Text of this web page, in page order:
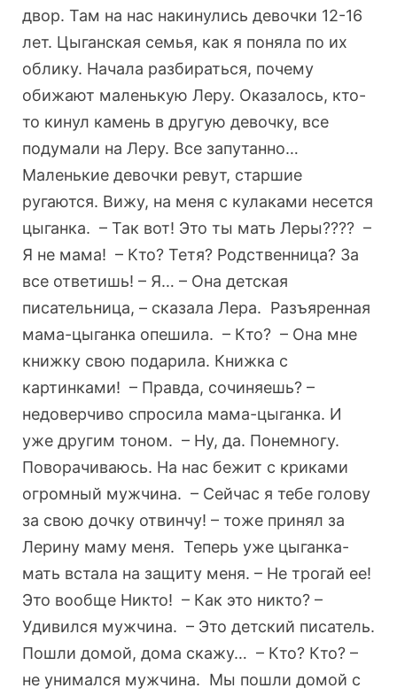
двор. Там на нас накинулись девочки 12-16
лет. Цыганская семья, как я поняла по их
облику. Начала разбираться, почему
обижают маленькую Леру. Оказалось, кто-
то кинул камень в другую девочку, все
подумали на Леру. Все запутанно…
Маленькие девочки ревут, старшие
ругаются. Вижу, на меня с кулаками несется
цыганка. – Так вот! Это ты мать Леры???? –
Я не мама! – Кто? Тетя? Родственница? За
все ответишь! – Я… – Она детская
писательница, – сказала Лера. Разъяренная
мама-цыганка опешила. – Кто? – Она мне
книжку свою подарила. Книжка с
картинками! – Правда, сочиняешь? –
недоверчиво спросила мама-цыганка. И
уже другим тоном. – Ну, да. Понемногу.
Поворачиваюсь. На нас бежит с криками
огромный мужчина. – Сейчас я тебе голову
за свою дочку отвинчу! – тоже принял за
Лерину маму меня. Теперь уже цыганка-
мать встала на защиту меня. – Не трогай ее!
Это вообще Никто! – Как это никто? –
Удивился мужчина. – Это детский писатель.
Пошли домой, дома скажу… – Кто? Кто? –
не унимался мужчина. Мы пошли домой с